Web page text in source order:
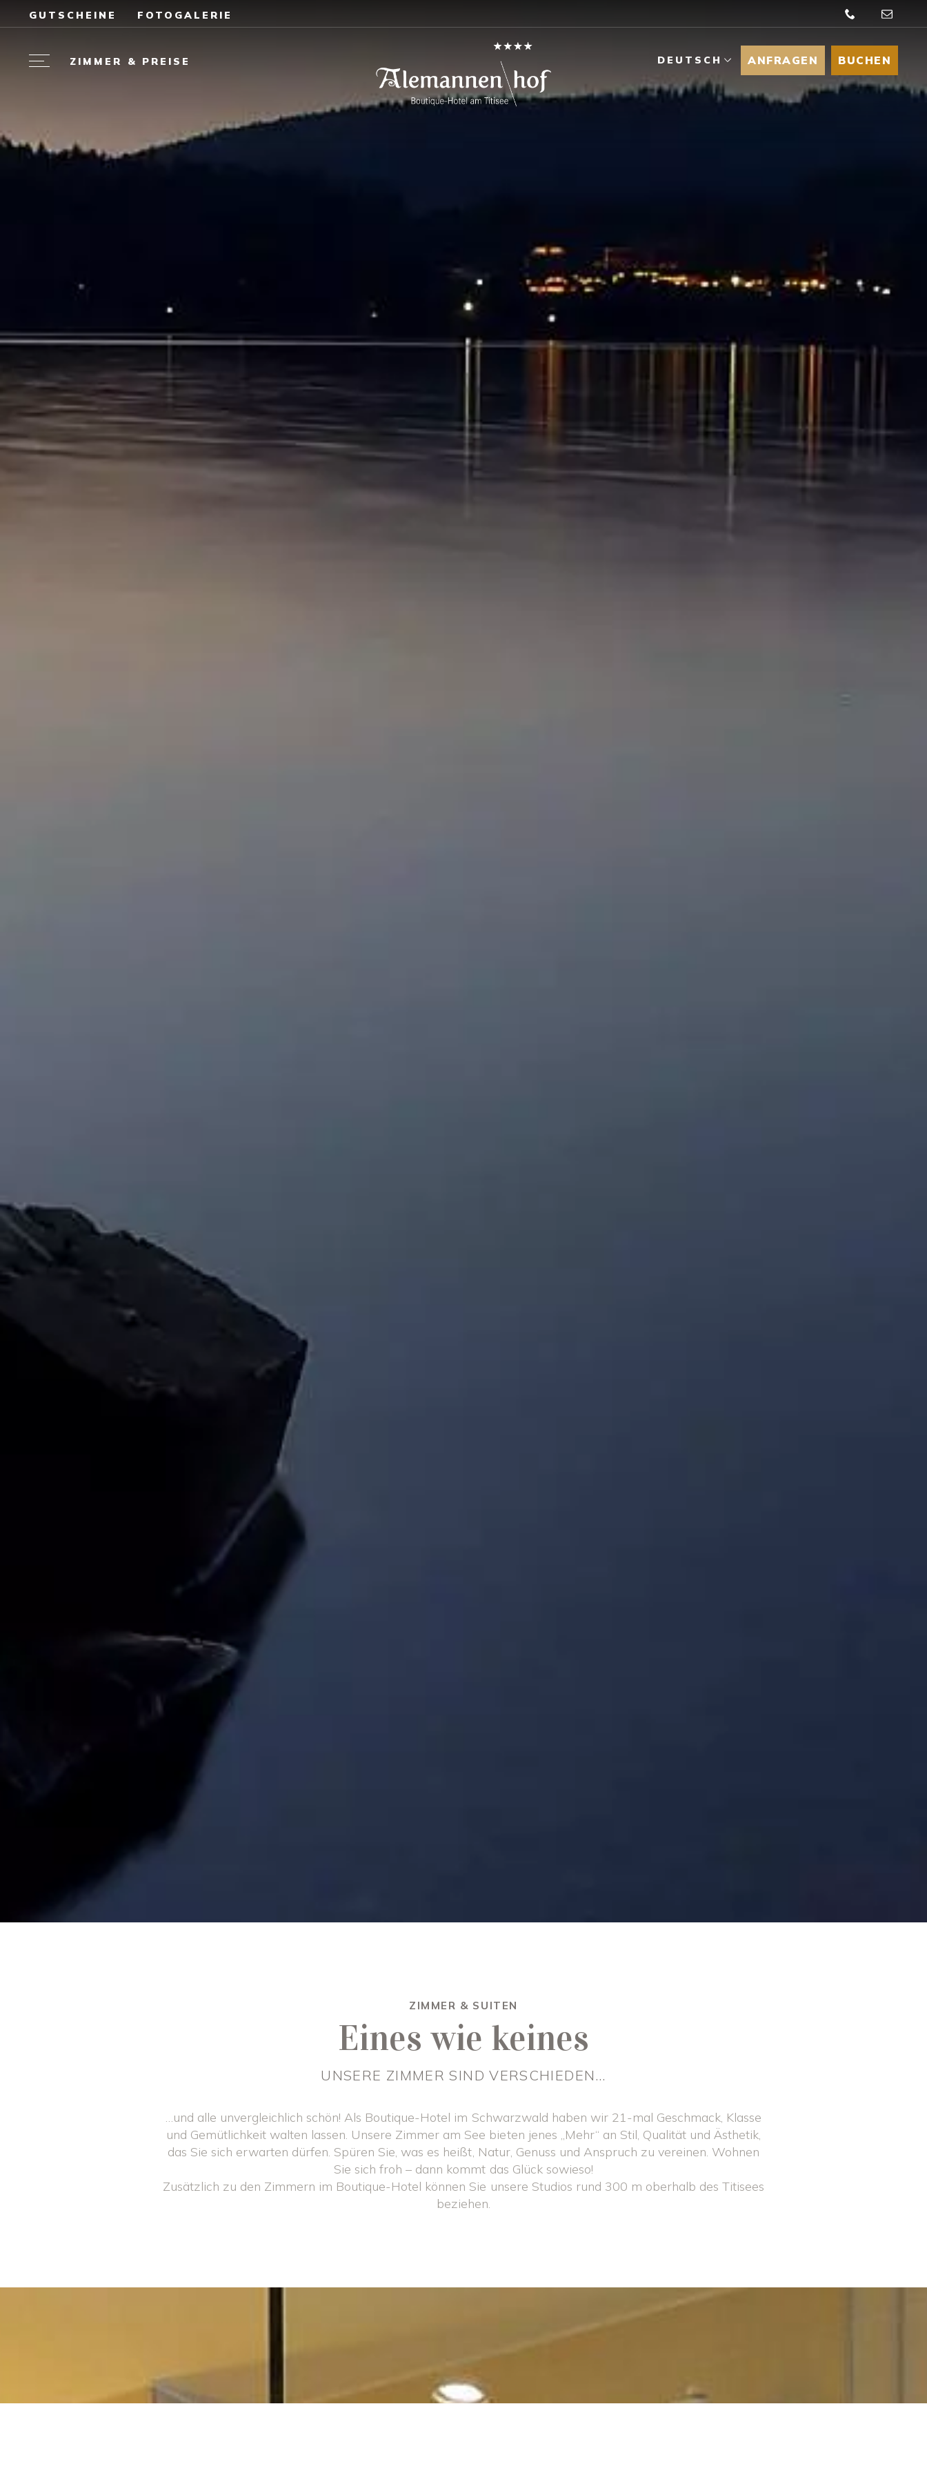
GUTSCHEINE FOTOGALERIE
ZIMMER & PREISE DEUTSCH ANFRAGEN BUCHEN
ZIMMER & SUITEN
Eines wie keines
UNSERE ZIMMER SIND VERSCHIEDEN…
…und alle unvergleichlich schön! Als Boutique-Hotel im Schwarzwald haben wir 21-mal Geschmack, Klasse
und Gemütlichkeit walten lassen. Unsere Zimmer am See bieten jenes „Mehr“ an Stil, Qualität und Ästhetik,
das Sie sich erwarten dürfen. Spüren Sie, was es heißt, Natur, Genuss und Anspruch zu vereinen. Wohnen
Sie sich froh – dann kommt das Glück sowieso!
Zusätzlich zu den Zimmern im Boutique-Hotel können Sie unsere Studios rund 300 m oberhalb des Titisees
beziehen.